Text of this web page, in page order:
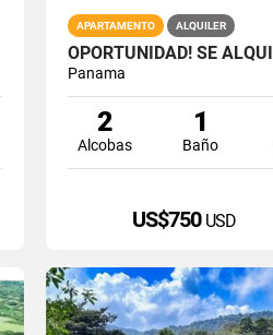
APARTAMENTO ALQUILER
Panama
2
Alcobas
1
Baño
US$750 USD